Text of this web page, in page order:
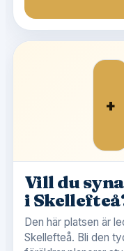
+
Vill du
i
Den här platsen är
Skellefteå. Bli den